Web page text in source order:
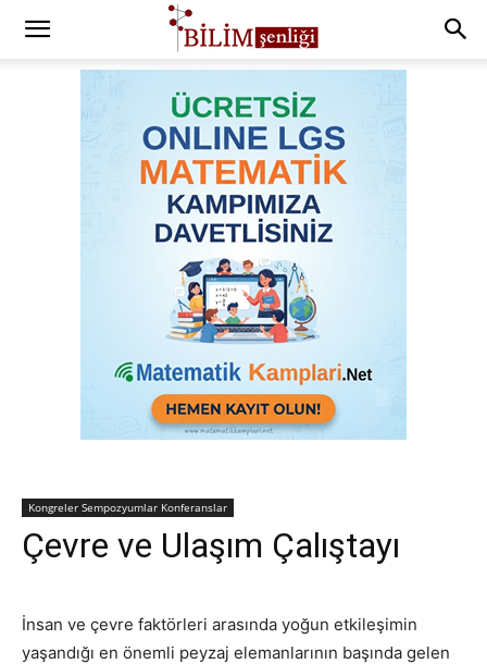
Kongreler Sempozyumlar Konferanslar
Çevre ve Ulaşım Çalıştayı
İnsan ve çevre faktörleri arasında yoğun etkileşimin
yaşandığı en önemli peyzaj elemanlarının başında gelen